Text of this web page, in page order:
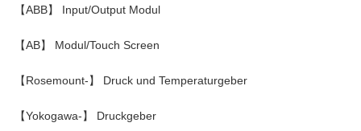
【ABB】 Input/Output Modul
【AB】 Modul/Touch Screen
【Rosemount-】 Druck und Temperaturgeber
【Yokogawa-】 Druckgeber